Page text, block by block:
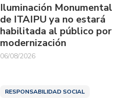
Iluminación Monumental
de ITAIPU ya no estará
habilitada al público por
modernización
06/08/2026
RESPONSABILIDAD SOCIAL